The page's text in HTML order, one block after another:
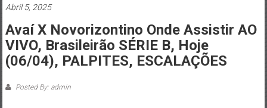
Abril 5, 2025
Avaí X Novorizontino Onde Assistir AO
VIVO, Brasileirão SÉRIE B, Hoje
(06/04), PALPITES, ESCALAÇÕES
Posted By: admin